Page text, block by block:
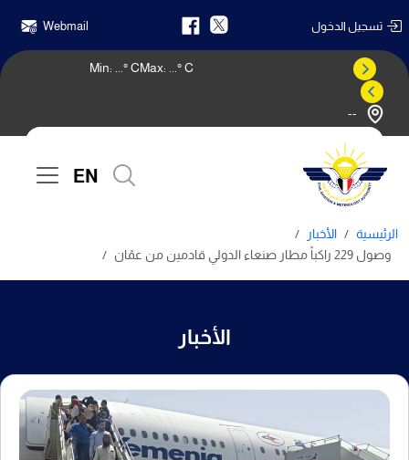
تسجيل الدخول Webmail
--
Max: ° C
Min: ° C
EN
الرئيسية
الأخبار
وصول 229 راكباً مطار صنعاء الدولي قادمين من عمًان
الأخبار